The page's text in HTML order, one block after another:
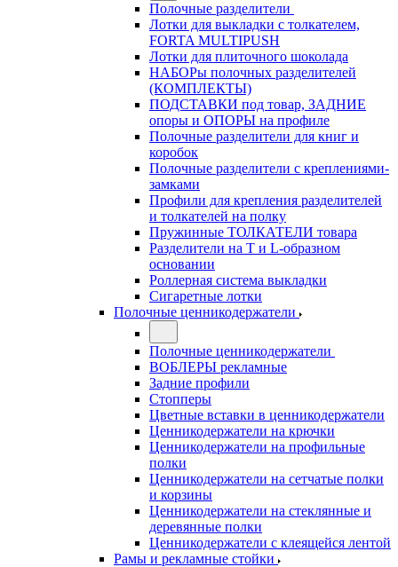
Полочные разделители
Лотки для выкладки с толкателем,
FORTA MULTIPUSH
Лотки для плиточного шоколада
НАБОРы полочных разделителей
(КОМПЛЕКТЫ)
ПОДСТАВКИ под товар, ЗАДНИЕ
опоры и ОПОРЫ на профиле
Полочные разделители для книг и
коробок
Полочные разделители с креплениями-
замками
Профили для крепления разделителей
и толкателей на полку
Пружинные ТОЛКАТЕЛИ товара
Разделители на Т и L-образном
основании
Роллерная система выкладки
Сигаретные лотки
Полочные ценникодержатели
Полочные ценникодержатели
ВОБЛЕРЫ рекламные
Задние профили
Стопперы
Цветные вставки в ценникодержатели
Ценникодержатели на крючки
Ценникодержатели на профильные
полки
Ценникодержатели на сетчатые полки
и корзины
Ценникодержатели на стеклянные и
деревянные полки
Ценникодержатели с клеящейся лентой
Рамы и рекламные стойки